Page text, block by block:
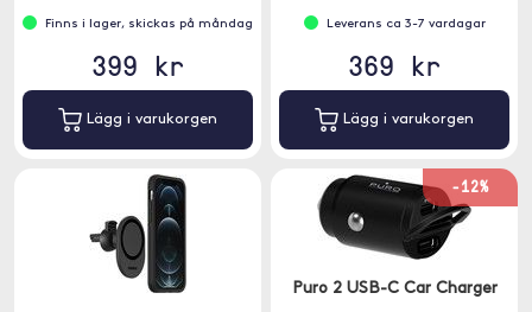
Finns i lager, skickas på måndag
399 kr
Lägg i varukorgen
Leverans ca 3-7 vardagar
369 kr
Lägg i varukorgen
-12%
Puro 2 USB-C Car Charger